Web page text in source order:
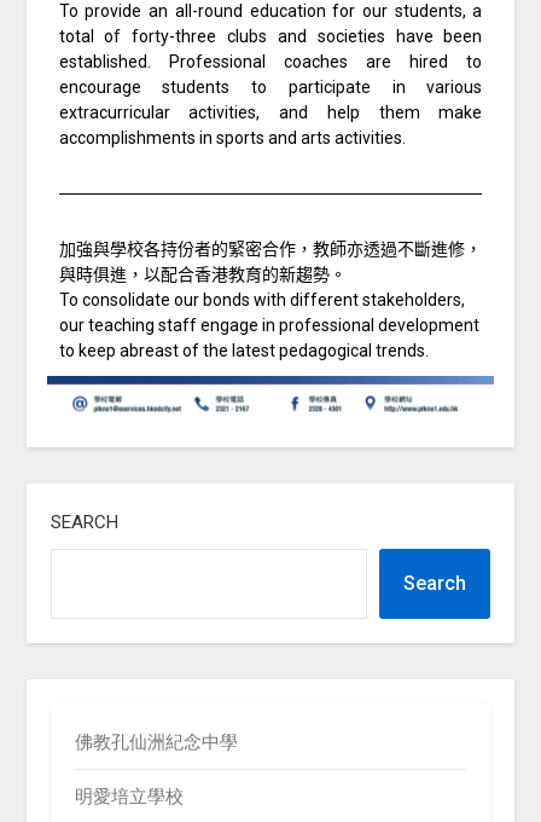
To provide an all-round education for our students, a
total of forty-three clubs and societies have been
established. Professional coaches are hired to
encourage students to participate in various
extracurricular activities, and help them make
accomplishments in sports and arts activities.
加強與學校各持份者的緊密合作，教師亦透過不斷進修，
與時俱進，以配合香港教育的新趨勢。
To consolidate our bonds with different stakeholders,
our teaching staff engage in professional development
to keep abreast of the latest pedagogical trends.
SEARCH
Search
佛教孔仙洲紀念中學
明愛培立學校